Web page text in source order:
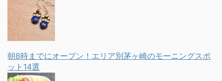
朝8時までにオープン！エリア別茅ヶ崎のモーニングスポ
ット14選